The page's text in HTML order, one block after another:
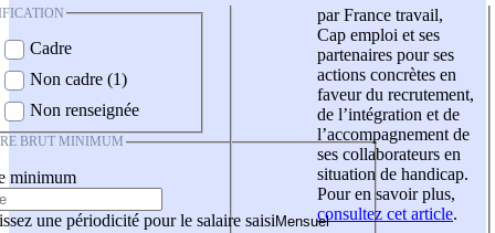
Cadre
Non cadre (1)
Non renseignée
BRUT MINIMUM
minimum
une périodicité pour le salaire saisi
par France travail,
Cap emploi et ses
partenaires pour ses
actions concrètes en
faveur du recrutement,
de l’intégration et de
l’accompagnement de
ses collaborateurs en
situation de handicap.
Pour en savoir plus,
consultez cet article.